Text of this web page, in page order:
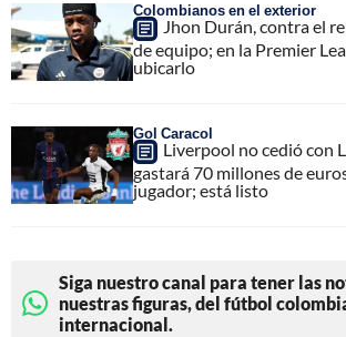
Colombianos en el exterior
Jhon Durán, contra el
de equipo; en la Premier
ubicarlo
Gol Caracol
Liverpool no cedió con
gastará 70 millones de
jugador; está listo
Siga nuestro canal para tener las
nuestras figuras, del fútbol
internacional.